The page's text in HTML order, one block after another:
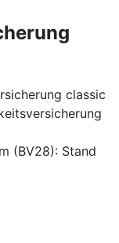
classic
(BV28): Stand